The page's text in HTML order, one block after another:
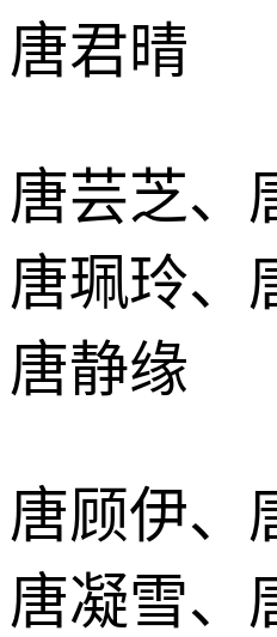
唐君晴
唐芸芝、
唐珮玲、
唐静缘
唐顾伊、
唐凝雪、